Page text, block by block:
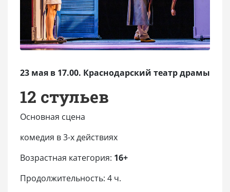
23 мая в 17.00. Краснодарский театр драмы
12 стульев
Основная сцена
комедия в 3-х действиях
Возрастная категория: 16+
Продолжительность: 4 ч.